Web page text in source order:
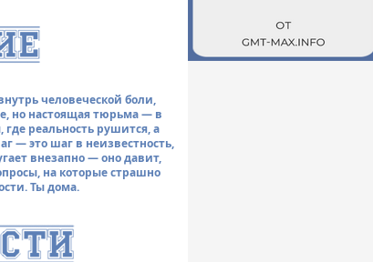
человеческой боли,
но настоящая тюрьма — в
реальность рушится, а
— это шаг в неизвестность,
внезапно — оно давит,
на которые страшно
Ты дома.